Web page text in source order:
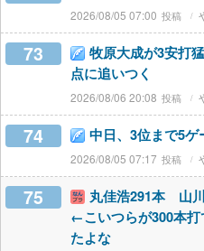
2026/08/05 07:00
73
牧原大成が3安打
点に追いつく
2026/08/06 20:08
74 中日、3位まで5ゲ
2026/08/05 07:17
75
丸佳浩291本 山
←こいつらが300本打
たよな